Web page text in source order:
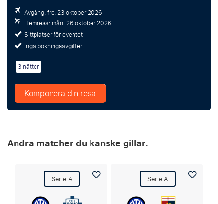
Avgång: fre. 23 oktober 2026
Hemresa: mån. 26 oktober 2026
Sittplatser för eventet
Inga bokningsavgifter
3 nätter
Komponera din resa
Andra matcher du kanske gillar:
Serie A Serie A